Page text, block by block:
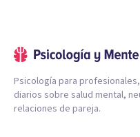
Psicología para
diarios sobre salud mental,
relaciones de pareja.